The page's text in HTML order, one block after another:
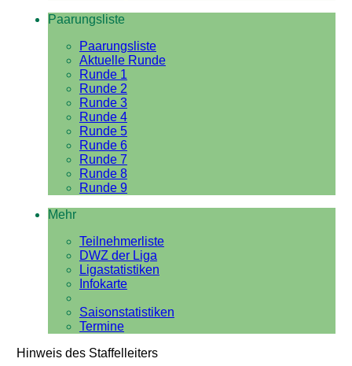
Paarungsliste
Paarungsliste
Aktuelle Runde
Runde 1
Runde 2
Runde 3
Runde 4
Runde 5
Runde 6
Runde 7
Runde 8
Runde 9
Mehr
Teilnehmerliste
DWZ der Liga
Ligastatistiken
Infokarte
Saisonstatistiken
Termine
Hinweis des Staffelleiters